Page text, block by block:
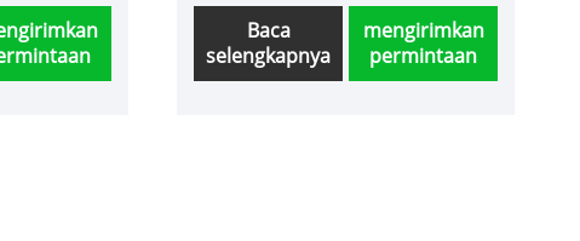
dan
ultrasonik (pengukur curah).
Selamat datang pelanggan baru
dan lama untuk terus bekerja
Baca
selengkapnya
mengirimkan
permintaan